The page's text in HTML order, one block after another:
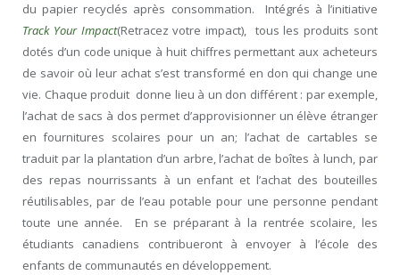
du papier recyclés après consommation. Intégrés à l’initiative
Track Your Impact(Retracez votre impact), tous les produits sont
dotés d’un code unique à huit chiffres permettant aux acheteurs
de savoir où leur achat s’est transformé en don qui change une
vie. Chaque produit donne lieu à un don différent : par exemple,
l’achat de sacs à dos permet d’approvisionner un élève étranger
en fournitures scolaires pour un an; l’achat de cartables se
traduit par la plantation d’un arbre, l’achat de boîtes à lunch, par
des repas nourrissants à un enfant et l’achat des bouteilles
réutilisables, par de l’eau potable pour une personne pendant
toute une année. En se préparant à la rentrée scolaire, les
étudiants canadiens contribueront à envoyer à l’école des
enfants de communautés en développement.